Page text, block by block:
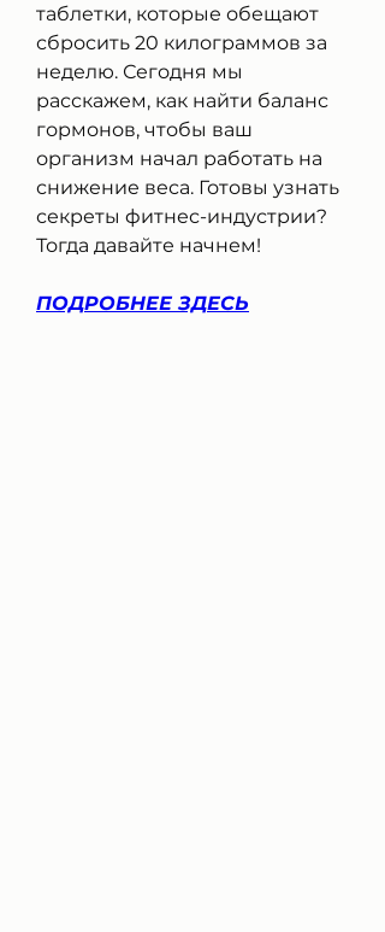
таблетки, которые обещают
сбросить 20 килограммов за
неделю. Сегодня мы
расскажем, как найти баланс
гормонов, чтобы ваш
организм начал работать на
снижение веса. Готовы узнать
секреты фитнес-индустрии?
Тогда давайте начнем!
ПОДРОБНЕЕ ЗДЕСЬ